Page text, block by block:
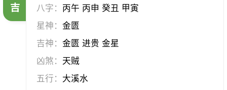
除服 移柩
吉
八字： 丙午 丙申 癸丑 甲寅
星神：金匮
吉神：金匮 进贵 金星
凶煞： 天贼
五行： 大溪水